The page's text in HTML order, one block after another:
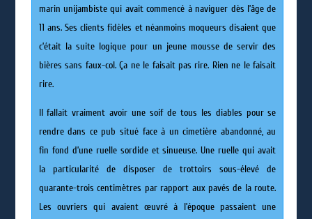
marin unijambiste qui avait commencé à naviguer dès l’âge de
11 ans. Ses clients fidèles et néanmoins moqueurs disaient que
c’était la suite logique pour un jeune mousse de servir des
bières sans faux-col. Ça ne le faisait pas rire. Rien ne le faisait
rire.
Il fallait vraiment avoir une soif de tous les diables pour se
rendre dans ce pub situé face à un cimetière abandonné, au
fin fond d’une ruelle sordide et sinueuse. Une ruelle qui avait
la particularité de disposer de trottoirs sous-élevé de
quarante-trois centimètres par rapport aux pavés de la route.
Les ouvriers qui avaient œuvré à l’époque passaient une